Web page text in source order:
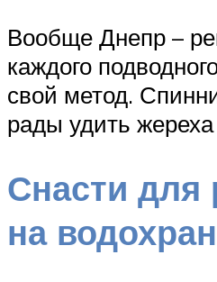
Вообще Днепр –
каждого
свой метод.
рады удить
Снасти для
на